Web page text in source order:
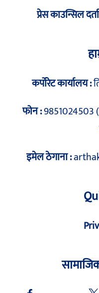
प्रेस काउन्सिल
कर्पोरेट कार्यालय :
फोन :9851024503
इमेल ठेगाना :